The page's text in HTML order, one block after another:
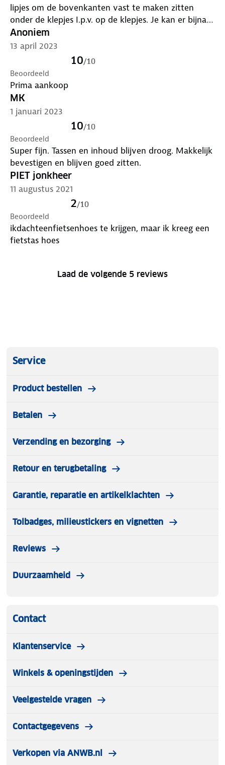
lipjes om de bovenkanten vast te maken zitten
onder de klepjes I.p.v. op de klepjes. Je kan er bijna
niet bij om deze te sluiten. Gewoon een miskoop.
Anoniem
13 april 2023
10/10
Beoordeeld
Prima aankoop
MK
1 januari 2023
10/10
Beoordeeld
Super fijn. Tassen en inhoud blijven droog. Makkelijk
bevestigen en blijven goed zitten.
PIET jonkheer
11 augustus 2021
2/10
Beoordeeld
ikdachteenfietsenhoes te krijgen, maar ik kreeg een
fietstas hoes
Laad de volgende 5 reviews
Service
Product bestellen
Betalen
Verzending en bezorging
Retour en terugbetaling
Garantie, reparatie en artikelklachten
Tolbadges, milieustickers en vignetten
Reviews
Duurzaamheid
Contact
Klantenservice
Winkels & openingstijden
Veelgestelde vragen
Contactgegevens
Verkopen via ANWB.nl